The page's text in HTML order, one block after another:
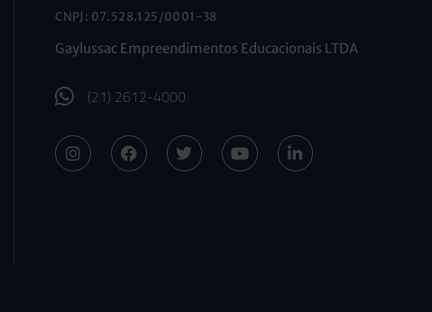
CNPJ: 07.528.125/0001-38
Gaylussac Empreendimentos Educacionais LTDA
(21) 2612-4000